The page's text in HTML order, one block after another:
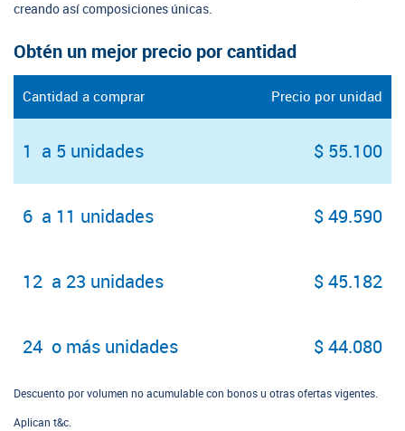
creando así composiciones únicas.
Obtén un mejor precio por cantidad
Cantidad a comprar Precio por unidad
1 a 5 unidades $ 55.100
6 a 11 unidades $ 49.590
12 a 23 unidades $ 45.182
24 o más unidades $ 44.080
Descuento por volumen no acumulable con bonos u otras ofertas vigentes.
Aplican t&c.